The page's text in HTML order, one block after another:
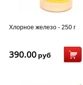
Хлорное железо - 250 г
390.00 руб